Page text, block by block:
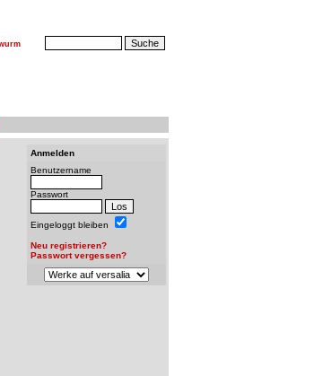
Anmelden
Benutzername
Passwort
Eingeloggt bleiben
Neu registrieren?
Passwort vergessen?